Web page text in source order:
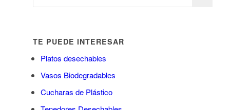
TE PUEDE INTERESAR
Platos desechables
Vasos Biodegradables
Cucharas de Plástico